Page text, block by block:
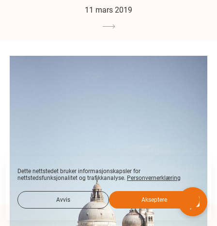
11 mars 2019
Dette nettstedet bruker informasjonskapsler for
nettstedsfunksjonalitet og trafikkanalyse. Personvernerklæring
Avvis Akseptere